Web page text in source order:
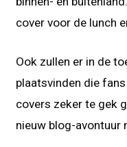
cover voor de lunch
Ook zullen er in de
plaatsvinden die
covers zeker te gek
nieuw blog-avontuur